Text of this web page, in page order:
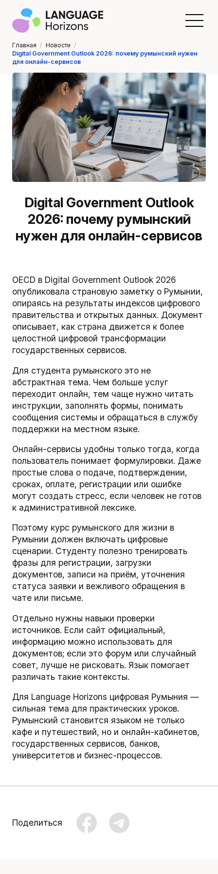
Главная / Новости /
Digital Government Outlook 2026: почему румынский нужен
для онлайн-сервисов
Digital Government Outlook
2026: почему румынский
нужен для онлайн-сервисов
OECD в Digital Government Outlook 2026
опубликовала страновую заметку о Румынии,
опираясь на результаты индексов цифрового
правительства и открытых данных. Документ
описывает, как страна движется к более
целостной цифровой трансформации
государственных сервисов.
Для студента румынского это не
абстрактная тема. Чем больше услуг
переходит онлайн, тем чаще нужно читать
инструкции, заполнять формы, понимать
сообщения системы и обращаться в службу
поддержки на местном языке.
Онлайн-сервисы удобны только тогда, когда
пользователь понимает формулировки. Даже
простые слова о подаче, подтверждении,
сроках, оплате, регистрации или ошибке
могут создать стресс, если человек не готов
к административной лексике.
Поэтому курс румынского для жизни в
Румынии должен включать цифровые
сценарии. Студенту полезно тренировать
фразы для регистрации, загрузки
документов, записи на приём, уточнения
статуса заявки и вежливого обращения в
чате или письме.
Отдельно нужны навыки проверки
источников. Если сайт официальный,
информацию можно использовать для
документов; если это форум или случайный
совет, лучше не рисковать. Язык помогает
различать такие контексты.
Для Language Horizons цифровая Румыния —
сильная тема для практических уроков.
Румынский становится языком не только
кафе и путешествий, но и онлайн-кабинетов,
государственных сервисов, банков,
университетов и бизнес-процессов.
Поделиться